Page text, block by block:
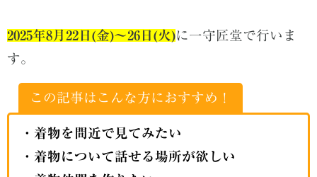
2025年8月22日(金)〜26 日(火)に一守匠堂で行いま
す。
この記事はこんな方におすすめ！
・着物を間近で見てみたい
・着物について話せる場所が欲しい